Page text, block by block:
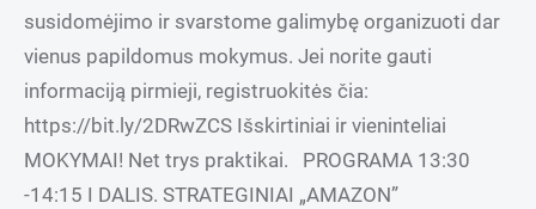
susidomėjimo ir svarstome galimybę organizuoti dar
vienus papildomus mokymus. Jei norite gauti
informaciją pirmieji, registruokitės čia: ​
https://bit.ly/2DRwZCS Išskirtiniai ir vieninteliai
MOKYMAI! Net trys praktikai. PROGRAMA 13:30
-14:15 I DALIS. STRATEGINIAI „AMAZON”